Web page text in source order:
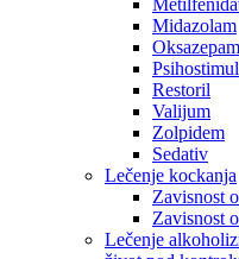
Midazolam
Oksazepam
Restoril
Valijum
Zolpidem
Sedativ
Lečenje kockanja
Zavisnost
Zavisnost
Lečenje